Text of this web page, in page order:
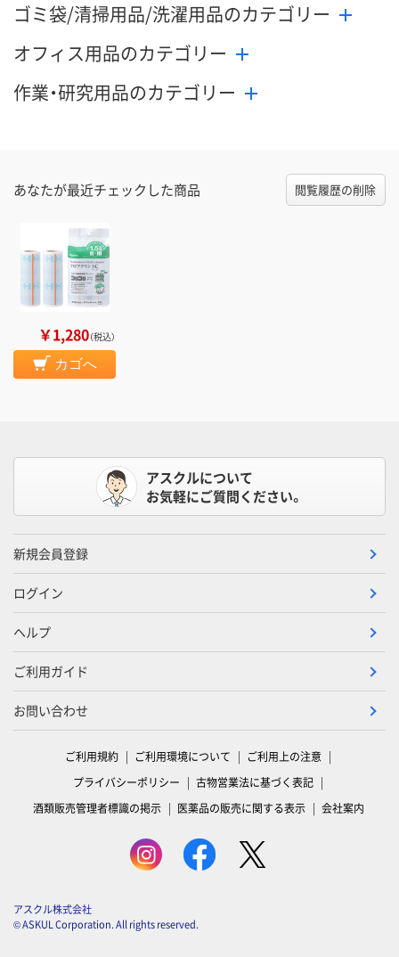
ゴミ袋/清掃用品/洗濯用品のカテゴリー
オフィス用品のカテゴリー
作業・研究用品のカテゴリー
あなたが最近チェックした商品 閲覧履歴の削除
￥1,280（税込）
カゴへ
アスクルについて
お気軽にご質問ください。
新規会員登録
ログイン
ヘルプ
ご利用ガイド
お問い合わせ
ご利用規約 ご利用環境について
ご利用上の注意
プライバシーポリシー
古物営業法に基づく表記
酒類販売管理者標識の掲示
医薬品の販売に関する表示 会社案内
アスクル株式会社
© ASKUL Corporation. All rights reserved.